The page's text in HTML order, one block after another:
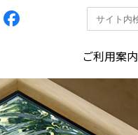
ト
索
ご利用案内